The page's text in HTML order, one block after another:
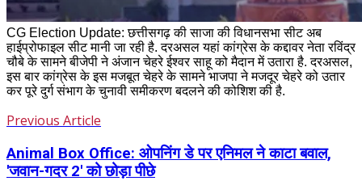
CG Election Update: छत्तीसगढ़ की साजा की विधानसभा सीट अब
हाईप्रोफाइल सीट मानी जा रही है. दरअसल यहां कांग्रेस के कद्दावर नेता रविंद्र
चौबे के सामने बीजेपी ने अंजान चेहरे ईश्वर साहू को मैदान में उतारा है. दरअसल,
इस बार कांग्रेस के इस मजबूत चेहरे के सामने भाजपा ने मजदूर चेहरे को उतार
कर पूरे दुर्ग संभाग के चुनावी समीकरण बदलने की कोशिश की है.
Previous Article
Animal Box Office: ओपनिंग डे पर एनिमल ने काटा बवाल,
'जवान-गदर 2' को छोड़ा पीछे